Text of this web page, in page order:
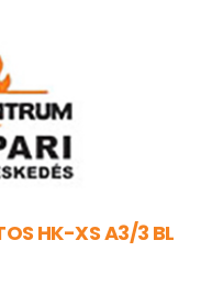
HK-XS A3/3 BL